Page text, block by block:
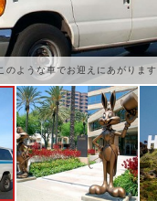
のような車でお迎えにあがります
ワーナースタジオ